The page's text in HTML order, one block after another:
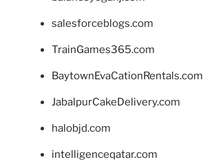
salesforceblogs.com
TrainGames365.com
BaytownEvaCationRentals.com
JabalpurCakeDelivery.com
halobjd.com
intelligenceqatar.com